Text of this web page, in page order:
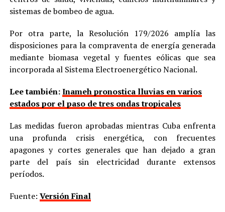
sistemas de bombeo de agua.
Por otra parte, la Resolución 179/2026 amplía las
disposiciones para la compraventa de energía generada
mediante biomasa vegetal y fuentes eólicas que sea
incorporada al Sistema Electroenergético Nacional.
Lee también:Inameh pronostica lluvias en varios
estados por el paso de tres ondas tropicales
Las medidas fueron aprobadas mientras Cuba enfrenta
una profunda crisis energética, con frecuentes
apagones y cortes generales que han dejado a gran
parte del país sin electricidad durante extensos
períodos.
Fuente: Versión Final